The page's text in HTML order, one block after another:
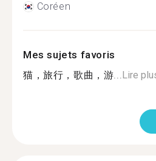
Coréen
Mes sujets favoris
猫，旅行，歌曲，游...Lire